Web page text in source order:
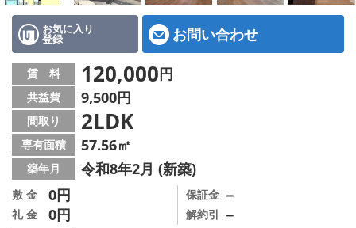
IT重説について
スタッフ紹介
賃貸管理の北白川店
店舗情報·アクセス
会社概要
メールでお問い合わせ
お気に入り
登録 お問い合わせ
賃 料 120,000円
共益費 9,500円
間取り 2LDK
専有面積 57.56㎡
築年月 令和8年2月 (新築)
敷 金 0円
礼 金 0円
保証金 －
解約引 －